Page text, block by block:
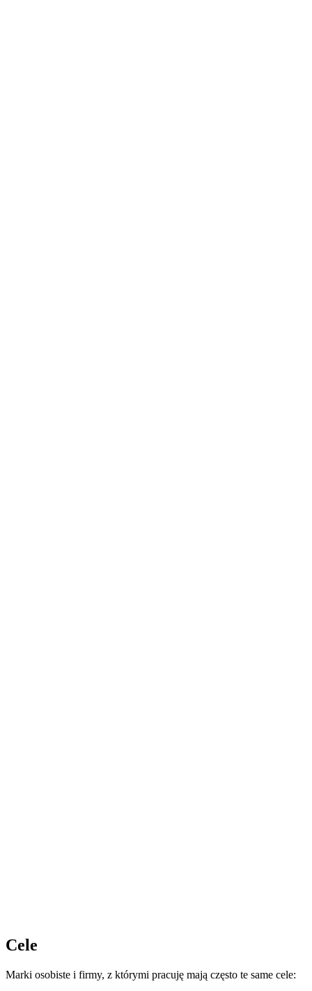
Cele
Marki osobiste i firmy, z którymi pracuję mają często te same cele: